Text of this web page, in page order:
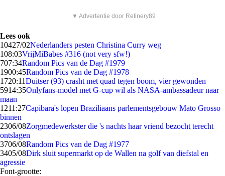
▼ Advertentie door Refinery89
Lees ook
10427/02Nederlanders pesten Christina Curry weg
108:03VrijMiBabes #316 (not very sfw!)
707:34Random Pics van de Dag #1979
1900:45Random Pics van de Dag #1978
1720:11Duitser (93) crasht met quad tegen boom, vier gewonden
5914:35Onlyfans-model met G-cup wil als NASA-ambassadeur naar
maan
1211:27Capibara's lopen Braziliaans parlementsgebouw Mato Grosso
binnen
2306/08Zorgmedewerkster die 's nachts haar vriend bezocht terecht
ontslagen
3706/08Random Pics van de Dag #1977
3405/08Dirk sluit supermarkt op de Wallen na golf van diefstal en
agressie
Font-grootte: